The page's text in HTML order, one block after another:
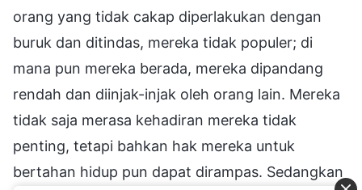
orang yang tidak cakap diperlakukan dengan
buruk dan ditindas, mereka tidak populer; di
mana pun mereka berada, mereka dipandang
rendah dan diinjak-injak oleh orang lain. Mereka
tidak saja merasa kehadiran mereka tidak
penting, tetapi bahkan hak mereka untuk
bertahan hidup pun dapat dirampas. Sedangkan